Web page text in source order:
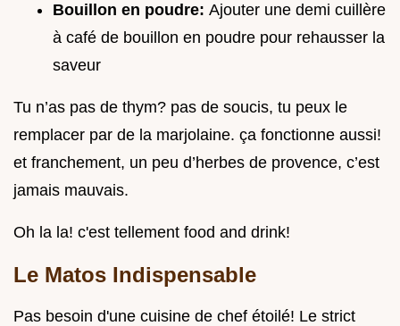
Bouillon en poudre: Ajouter une demi cuillère
à café de bouillon en poudre pour rehausser la
saveur
Tu n’as pas de thym? pas de soucis, tu peux le
remplacer par de la marjolaine. ça fonctionne aussi!
et franchement, un peu d’herbes de provence, c’est
jamais mauvais.
Oh la la! c'est tellement food and drink!
Le Matos Indispensable
Pas besoin d'une cuisine de chef étoilé! Le strict